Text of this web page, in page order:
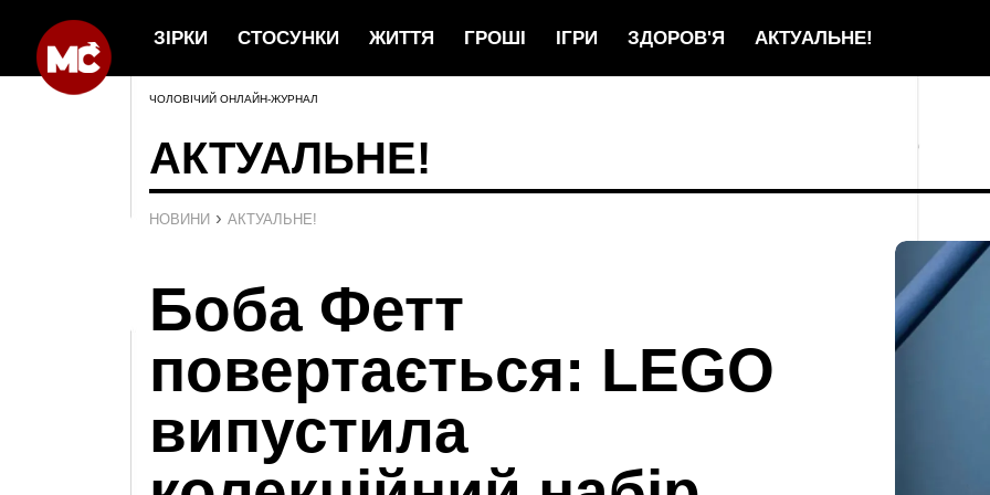
ЗІРКИ СТОСУНКИ ЖИТТЯ ГРОШІ ІГРИ ЗДОРОВ'Я АКТУАЛЬНЕ!
ЧОЛОВІЧИЙ ОНЛАЙН-ЖУРНАЛ
АКТУАЛЬНЕ!
НОВИНИ › АКТУАЛЬНЕ!
Боба Фетт
повертається: LEGO
випустила